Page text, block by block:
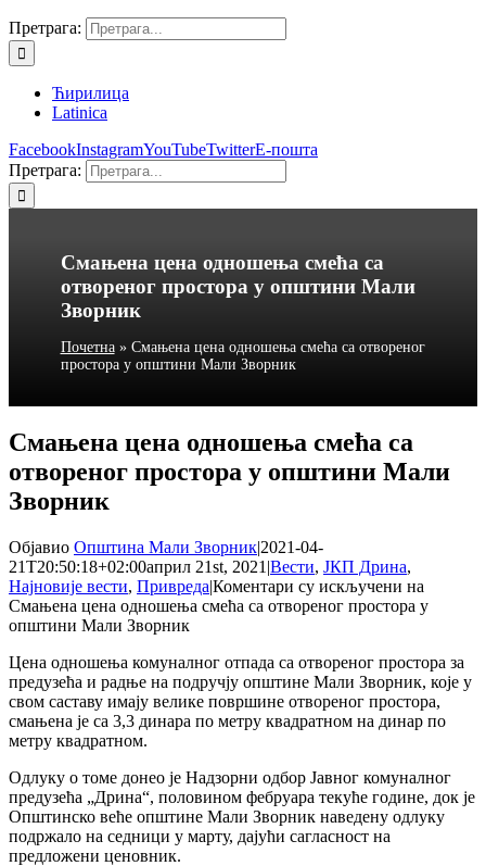
Претрага:
Ћирилица
Latinica
FacebookInstagramYouTubeTwitterЕ-пошта
Претрага:
Смањена цена одношења смећа са
отвореног простора у општини Мали
Зворник
Почетна» Смањена цена одношења смећа са отвореног
простора у општини Мали Зворник
Смањена цена одношења смећа са
отвореног простора у општини Мали
Зворник
Објавио Општина Мали Зворник|2021-04-
21T20:50:18+02:00април 21st, 2021 |Вести, ЈКП Дрина,
Најновије вести, Привреда|Коментари су искључени на
Смањена цена одношења смећа са отвореног простора у
општини Мали Зворник
Цена одношења комуналног отпада са отвореног простора за
предузећа и радње на подручју општине Мали Зворник, које у
свом саставу имају велике површине отвореног простора,
смањена је са 3,3 динара по метру квадратном на динар по
метру квадратном.
Одлуку о томе донео је Надзорни одбор Јавног комуналног
предузећа „Дрина“, половином фебруара текуће године, док је
Општинско веће општине Мали Зворник наведену одлуку
подржало на седници у марту, дајући сагласност на
предложени ценовник.